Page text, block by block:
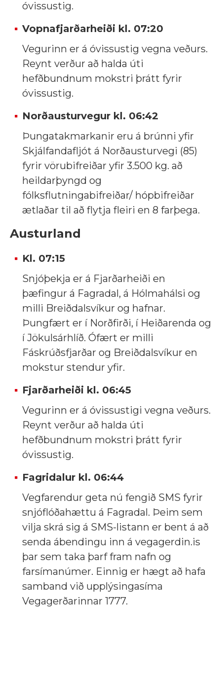
óvissustig.
Vopnafjarðarheiði kl. 07:20
Vegurinn er á óvissustig vegna veðurs.
Reynt verður að halda úti
hefðbundnum mokstri þrátt fyrir
óvissustig.
Norðausturvegur kl. 06:42
Þungatakmarkanir eru á brúnni yfir
Skjálfandafljót á Norðausturvegi (85)
fyrir vörubifreiðar yfir 3.500 kg. að
heildarþyngd og
fólksflutningabifreiðar/ hópbifreiðar
ætlaðar til að flytja fleiri en 8 farþega.
Austurland
Kl. 07:15
Snjóþekja er á Fjarðarheiði en
þæfingur á Fagradal, á Hólmahálsi og
milli Breiðdalsvíkur og hafnar.
Þungfært er í Norðfirði, í Heiðarenda og
í Jökulsárhlíð. Ófært er milli
Fáskrúðsfjarðar og Breiðdalsvíkur en
mokstur stendur yfir.
Fjarðarheiði kl. 06:45
Vegurinn er á óvissustigi vegna veðurs.
Reynt verður að halda úti
hefðbundnum mokstri þrátt fyrir
óvissustig.
Fagridalur kl. 06:44
Vegfarendur geta nú fengið SMS fyrir
snjóflóðahættu á Fagradal. Þeim sem
vilja skrá sig á SMS-listann er bent á að
senda ábendingu inn á vegagerdin.is
þar sem taka þarf fram nafn og
farsímanúmer. Einnig er hægt að hafa
samband við upplýsingasíma
Vegagerðarinnar 1777.